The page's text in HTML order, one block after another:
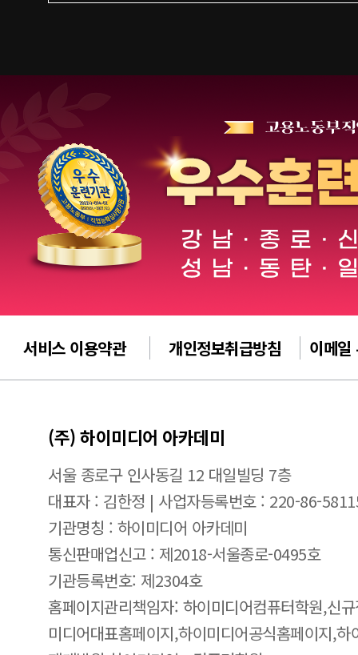
서비스 이용약관 개인정보취급방침 이메일
(주) 하이미디어 아카데미
서울 종로구 인사동길 12 대일빌딩 7층
대표자 : 김한정 | 사업자등록번호 : 220-86-
기관명칭 : 하이미디어 아카데미
통신판매업신고 : 제2018-서울종로-0495호
기관등록번호: 제2304호
홈페이지관리책임자: 하이미디어컴퓨터학원,신
미디어대표홈페이지,하이미디어공식홈페이지,